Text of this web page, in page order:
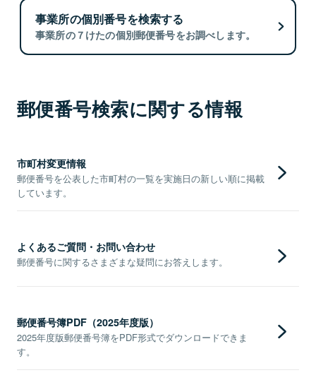
事業所の個別番号を検索する
事業所の７けたの個別郵便番号をお調べします。
郵便番号検索に関する情報
市町村変更情報
郵便番号を公表した市町村の一覧を実施日の新しい順に掲載
しています。
よくあるご質問・お問い合わせ
郵便番号に関するさまざまな疑問にお答えします。
郵便番号簿PDF（2025年度版）
2025年度版郵便番号簿をPDF形式でダウンロードできま
す。